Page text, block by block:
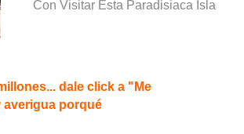
Con Visitar Esta Paradisiaca Isla
dale click a "Me
averigua porqué